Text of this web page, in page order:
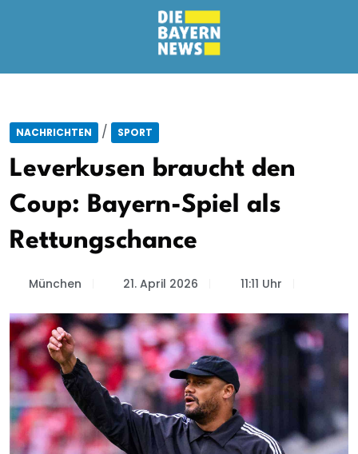
NACHRICHTEN / SPORT
Leverkusen braucht den
Coup: Bayern-Spiel als
Rettungschance
München 21. April 2026 11:11 Uhr